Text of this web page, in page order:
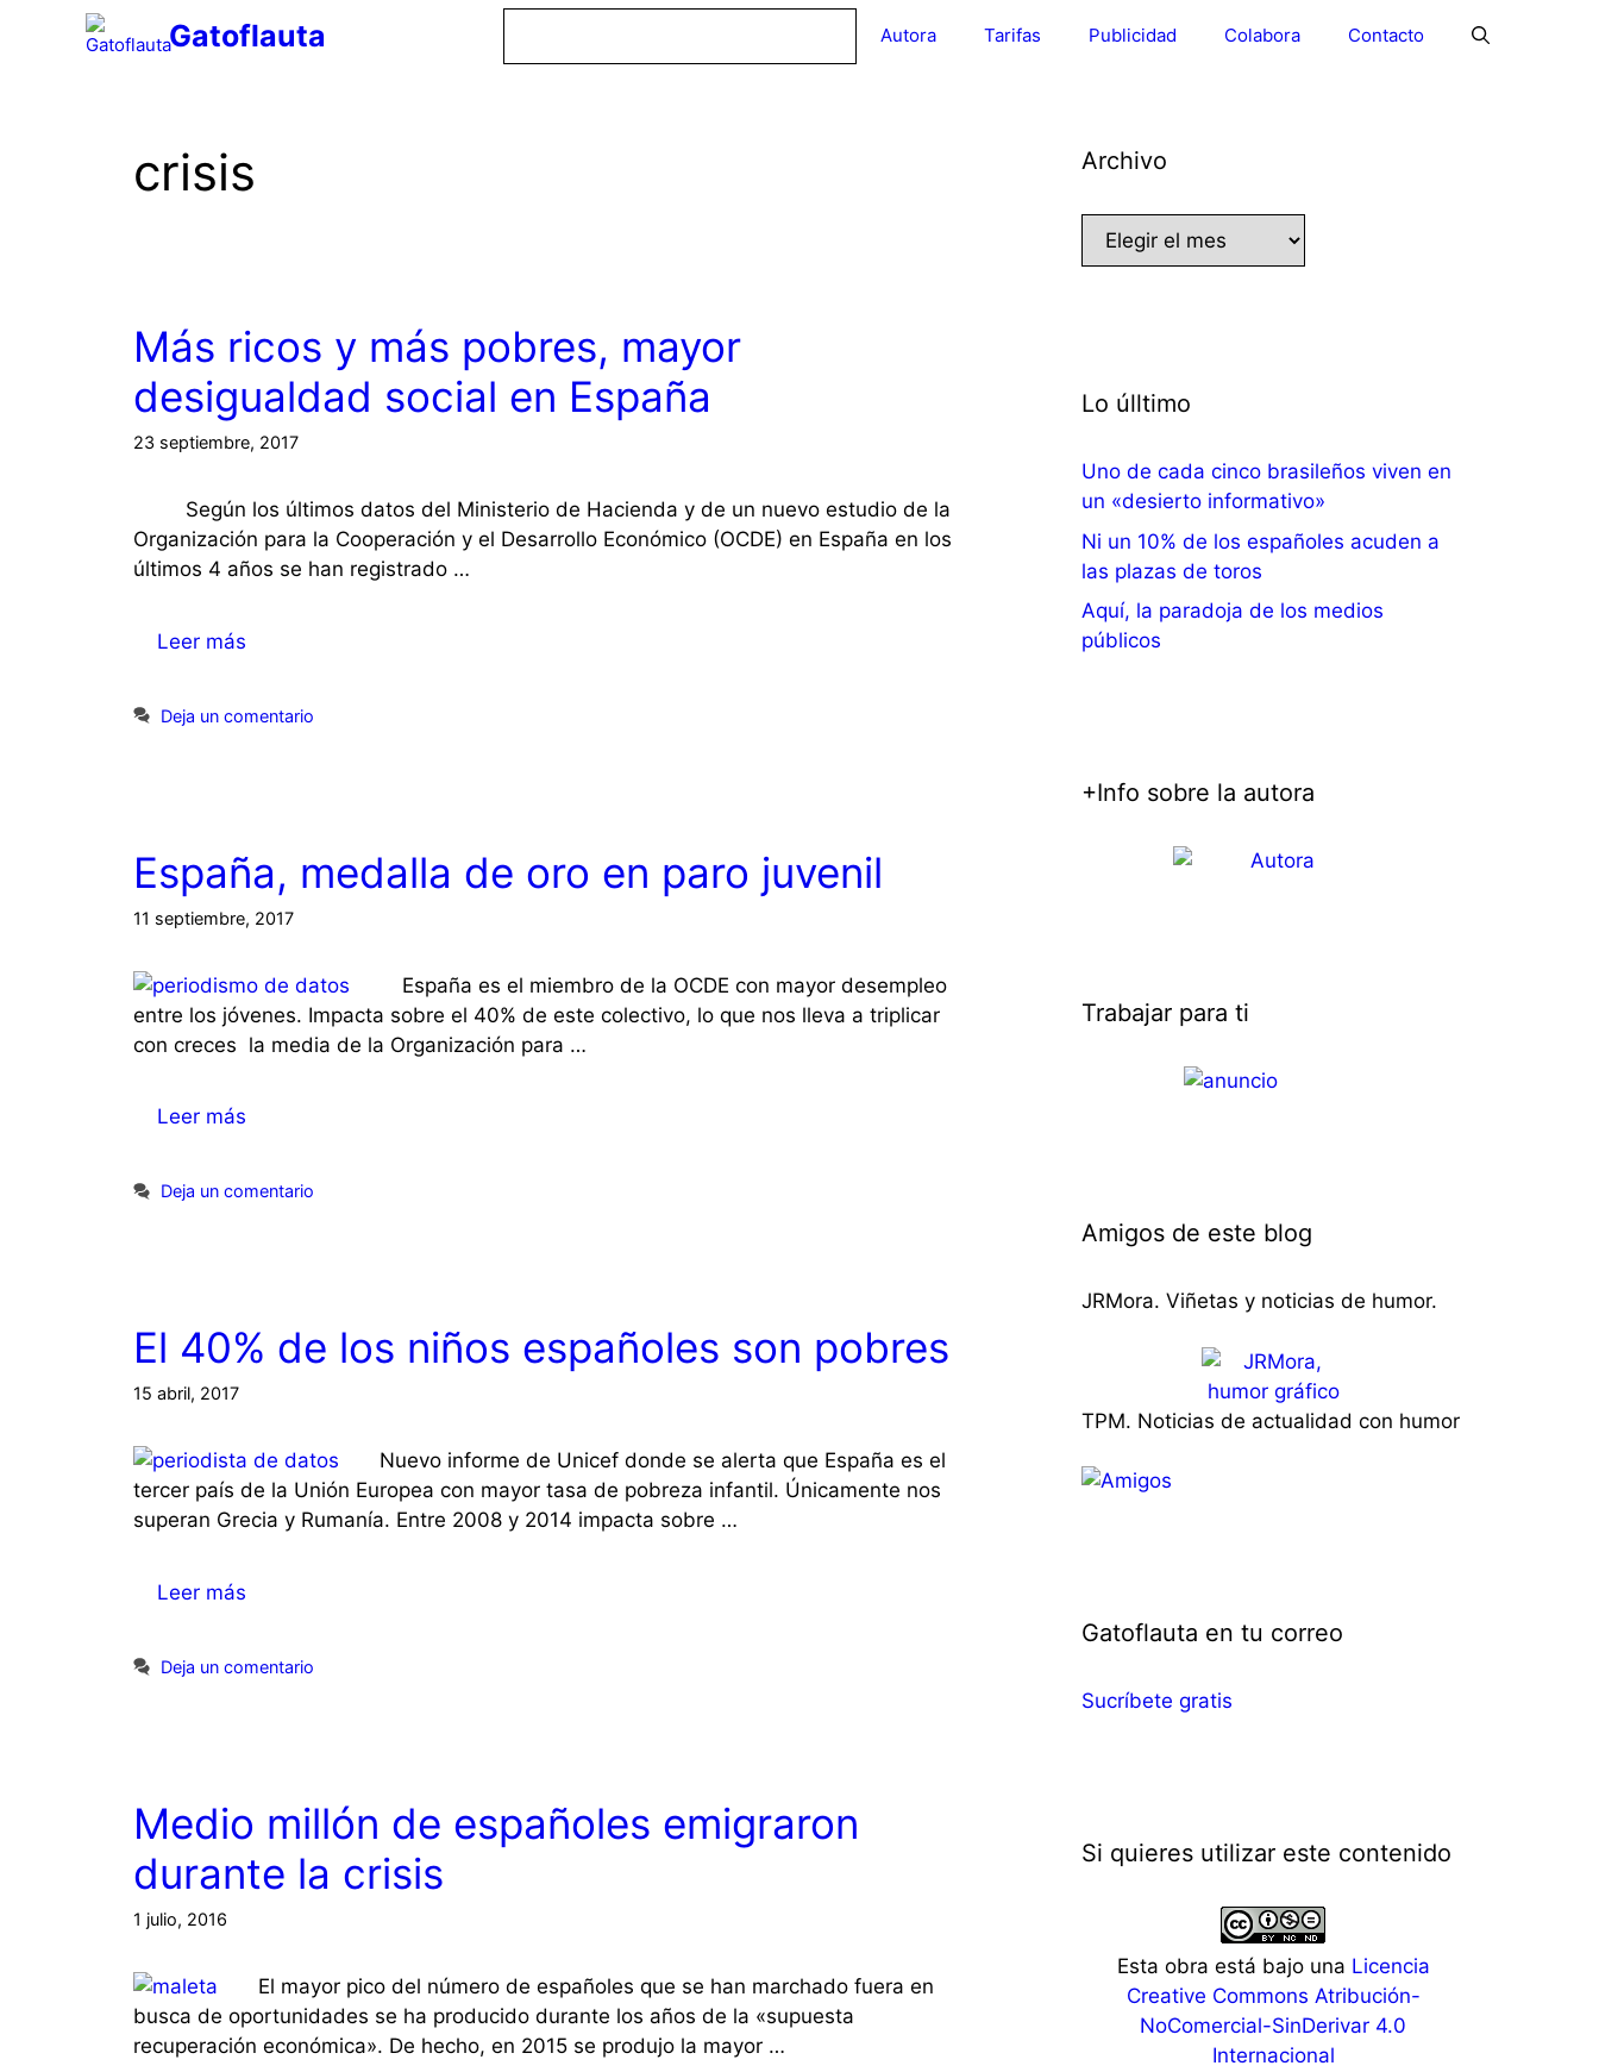
Gatoflauta Autora Tarifas Publicidad Colabora Contacto
crisis
Más ricos y más pobres, mayor
desigualdad social en España
23 septiembre, 2017
Según los últimos datos del Ministerio de Hacienda y de un nuevo estudio de la
Organización para la Cooperación y el Desarrollo Económico (OCDE) en España en los
últimos 4 años se han registrado …
Leer más
Deja un comentario
España, medalla de oro en paro juvenil
11 septiembre, 2017
España es el miembro de la OCDE con mayor desempleo
entre los jóvenes. Impacta sobre el 40% de este colectivo, lo que nos lleva a triplicar
con creces la media de la Organización para …
Leer más
Deja un comentario
El 40% de los niños españoles son pobres
15 abril, 2017
Nuevo informe de Unicef donde se alerta que España es el
tercer país de la Unión Europea con mayor tasa de pobreza infantil. Únicamente nos
superan Grecia y Rumanía. Entre 2008 y 2014 impacta sobre …
Leer más
Deja un comentario
Medio millón de españoles emigraron
durante la crisis
1 julio, 2016
El mayor pico del número de españoles que se han marchado fuera en
busca de oportunidades se ha producido durante los años de la «supuesta
recuperación económica». De hecho, en 2015 se produjo la mayor …
Archivo
Archivo
Lo úlltimo
Uno de cada cinco brasileños viven en
un «desierto informativo»
Ni un 10% de los españoles acuden a
las plazas de toros
Aquí, la paradoja de los medios
públicos
+Info sobre la autora
Trabajar para ti
Amigos de este blog
JRMora. Viñetas y noticias de humor.
TPM. Noticias de actualidad con humor
Gatoflauta en tu correo
Sucríbete gratis
Si quieres utilizar este contenido
Esta obra está bajo una Licencia
Creative Commons Atribución-
NoComercial-SinDerivar 4.0
Internacional